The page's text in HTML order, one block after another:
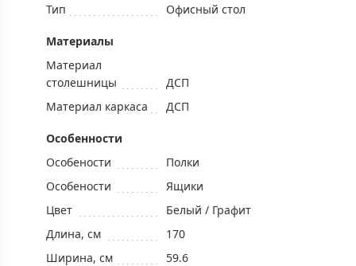
Тип Офисный стол
Mатериалы
Материал
столешницы
ДСП
Материал каркаса
ДСП
Особенности
Особености
Полки
Особености
Ящики
Цвет
Белый / Графит
Длина, см
170
Ширина, см
59.6